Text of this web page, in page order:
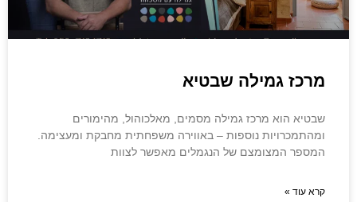
מרכז גמילה שבטיא
שבטיא הוא מרכז גמילה מסמים, מאלכוהול, מהימורים
ומהתמכרויות נוספות – באווירה משפחתית מחבקת ומעצימה.
המספר המצומצם של הנגמלים מאפשר לצוות
קרא עוד »